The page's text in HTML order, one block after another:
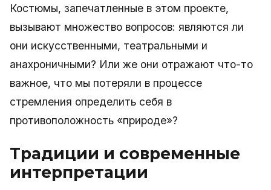
Костюмы, запечатленные в этом проекте,
вызывают множество вопросов: являются ли
они искусственными, театральными и
анахроничными? Или же они отражают что-то
важное, что мы потеряли в процессе
стремления определить себя в
противоположность «природе»?
Традиции и современные
интерпретации